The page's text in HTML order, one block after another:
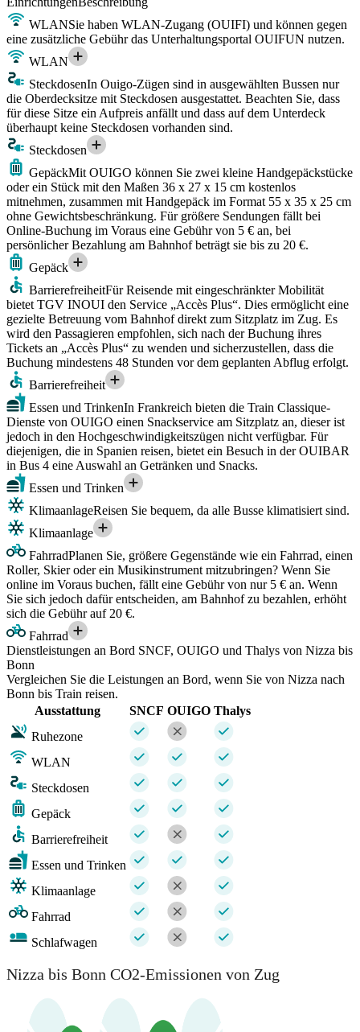
WLANSie haben WLAN-Zugang (OUIFI) und können gegen
eine zusätzliche Gebühr das Unterhaltungsportal OUIFUN nutzen.
WLAN
SteckdosenIn Ouigo-Zügen sind in ausgewählten Bussen nur
die Oberdecksitze mit Steckdosen ausgestattet. Beachten Sie, dass
für diese Sitze ein Aufpreis anfällt und dass auf dem Unterdeck
überhaupt keine Steckdosen vorhanden sind.
Steckdosen
GepäckMit OUIGO können Sie zwei kleine Handgepäckstücke
oder ein Stück mit den Maßen 36 x 27 x 15 cm kostenlos
mitnehmen, zusammen mit Handgepäck im Format 55 x 35 x 25 cm
ohne Gewichtsbeschränkung. Für größere Sendungen fällt bei
Online-Buchung im Voraus eine Gebühr von 5 € an, bei
persönlicher Bezahlung am Bahnhof beträgt sie bis zu 20 €.
Gepäck
BarrierefreiheitFür Reisende mit eingeschränkter Mobilität
bietet TGV INOUI den Service „Accès Plus“. Dies ermöglicht eine
gezielte Betreuung vom Bahnhof direkt zum Sitzplatz im Zug. Es
wird den Passagieren empfohlen, sich nach der Buchung ihres
Tickets an „Accès Plus“ zu wenden und sicherzustellen, dass die
Buchung mindestens 48 Stunden vor dem geplanten Abflug erfolgt.
Barrierefreiheit
Essen und TrinkenIn Frankreich bieten die Train Classique-
Dienste von OUIGO einen Snackservice am Sitzplatz an, dieser ist
jedoch in den Hochgeschwindigkeitszügen nicht verfügbar. Für
diejenigen, die in Spanien reisen, bietet ein Besuch in der OUIBAR
in Bus 4 eine Auswahl an Getränken und Snacks.
Essen und Trinken
KlimaanlageReisen Sie bequem, da alle Busse klimatisiert sind.
Klimaanlage
FahrradPlanen Sie, größere Gegenstände wie ein Fahrrad, einen
Roller, Skier oder ein Musikinstrument mitzubringen? Wenn Sie
online im Voraus buchen, fällt eine Gebühr von nur 5 € an. Wenn
Sie sich jedoch dafür entscheiden, am Bahnhof zu bezahlen, erhöht
sich die Gebühr auf 20 €.
Fahrrad
Dienstleistungen an Bord SNCF, OUIGO und Thalys von Nizza bis
Bonn
Vergleichen Sie die Leistungen an Bord, wenn Sie von Nizza nach
Bonn bis Train reisen.
Ausstattung
SNCF OUIGO Thalys
Ruhezone
WLAN
Steckdosen
Gepäck
Barrierefreiheit
Essen und Trinken
Klimaanlage
Fahrrad
Schlafwagen
Nizza bis Bonn CO2-Emissionen von Zug